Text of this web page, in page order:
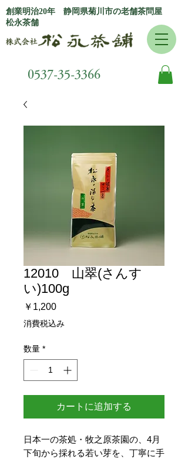
創業明治20年 静岡県菊川市の老舗茶問屋
松永茶舗
0537-35-3366
12010 山翠(さんす
い)100g
￥1,200価
格
消費税込み
数量 *
カートに追加する
日本一の茶処・牧之原茶園の、4月
下旬から採れる若い芽を、丁寧に手